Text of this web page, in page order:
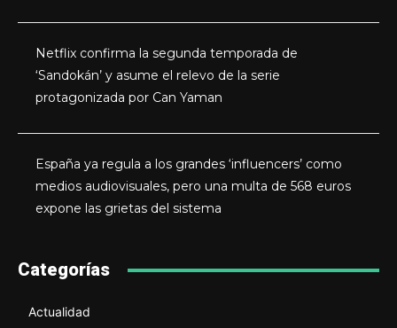
Netflix confirma la segunda temporada de
‘Sandokán’ y asume el relevo de la serie
protagonizada por Can Yaman
España ya regula a los grandes ‘influencers’ como
medios audiovisuales, pero una multa de 568 euros
expone las grietas del sistema
Categorías
Actualidad